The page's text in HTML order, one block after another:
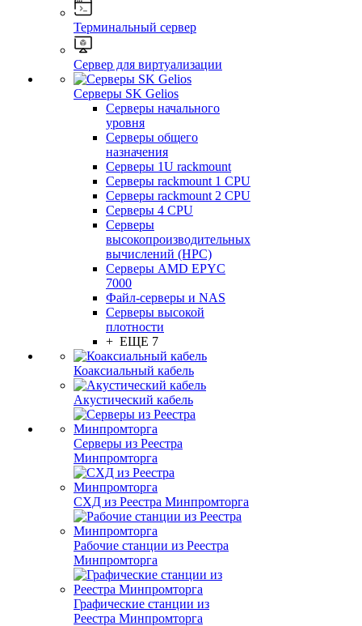
Терминальный сервер
Сервер для виртуализации
Серверы SK Gelios
Серверы начального
уровня
Серверы общего
назначения
Серверы 1U rackmount
Серверы rackmount 1 CPU
Серверы rackmount 2 CPU
Серверы 4 CPU
Серверы
высокопроизводительных
вычислений (HPC)
Серверы AMD EPYC
7000
Файл-серверы и NAS
Серверы высокой
плотности
+ ЕЩЕ 7
Коаксиальный кабель
Акустический кабель
Серверы из Реестра
Минпромторга
СХД из Реестра Минпромторга
Рабочие станции из Реестра
Минпромторга
Графические станции из
Реестра Минпромторга